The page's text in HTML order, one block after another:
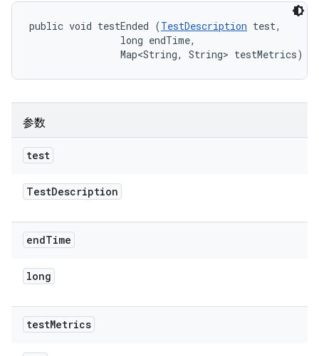
public void testEnded (TestDescription test,
                long endTime,
                Map<String, String> testMetrics)
参数
test
TestDescription
endTime
long
testMetrics